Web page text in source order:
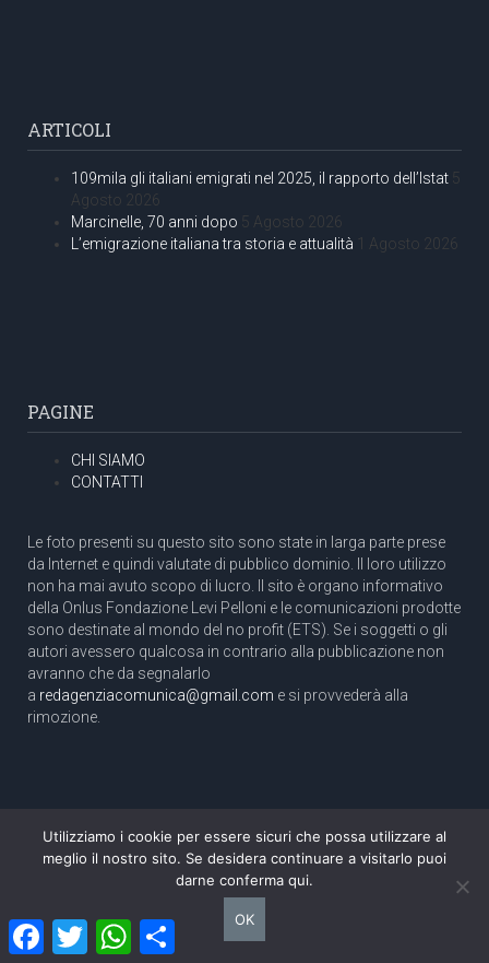
ARTICOLI
109mila gli italiani emigrati nel 2025, il rapporto dell’Istat 5
Agosto 2026
Marcinelle, 70 anni dopo 5 Agosto 2026
L’emigrazione italiana tra storia e attualità 1 Agosto 2026
PAGINE
CHI SIAMO
CONTATTI
Le foto presenti su questo sito sono state in larga parte prese
da Internet e quindi valutate di pubblico dominio. Il loro utilizzo
non ha mai avuto scopo di lucro. Il sito è organo informativo
della Onlus Fondazione Levi Pelloni e le comunicazioni prodotte
sono destinate al mondo del no profit (ETS). Se i soggetti o gli
autori avessero qualcosa in contrario alla pubblicazione non
avranno che da segnalarlo
a redagenziacomunica@gmail.com e si provvederà alla
rimozione.
Copyright 2003 com.unica - Tutti i diritti riservati
Aut. Tribunale di Roma N. 466/2003 dell'11/11/2003
Direttore responsabile: Pino Pelloni [direttore@agenziacomunica.net]
Design by Ethoslab.
FacebookTwitter WhatsAppCondividi
Utilizziamo i cookie per essere sicuri che possa utilizzare al
meglio il nostro sito. Se desidera continuare a visitarlo puoi
darne conferma qui.
OK